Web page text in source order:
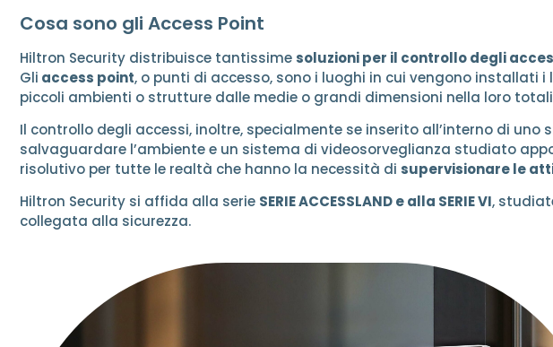
Cosa sono gli Access Point
Hiltron Security distribuisce tantissime soluzioni per il controllo degli
Gli access point, o punti di accesso, sono i luoghi in cui vengono installati
piccoli ambienti o strutture dalle medie o grandi dimensioni nella loro
Il controllo degli accessi, inoltre, specialmente se inserito all’interno di
salvaguardare l’ambiente e un sistema di videosorveglianza studiato
risolutivo per tutte le realtà che hanno la necessità di supervisionare le
Hiltron Security si affida alla serie SERIE ACCESSLAND e alla SERIE VI,
collegata alla sicurezza.